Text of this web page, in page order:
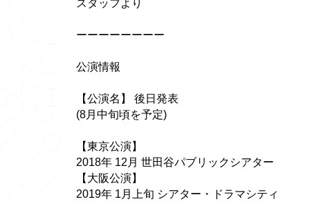
スタッフより
ーーーーーーーー
公演情報
【公演名】 後日発表
(8月中旬頃を予定)
【東京公演】
2018年 12月 世田谷パブリックシアター
【大阪公演】
2019年 1月上旬 シアター・ドラマシティ